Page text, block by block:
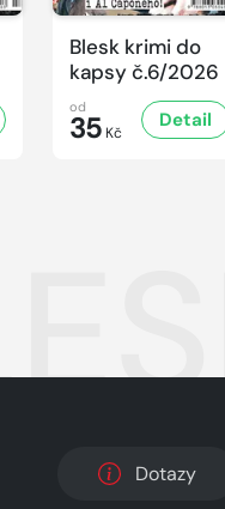
Blesk krimi do
kapsy č.6/2026
od
35 Kč
Detail
Dotazy